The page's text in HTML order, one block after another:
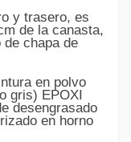
y trasero, es
de la canasta,
de chapa de
en polvo
gris) EPOXI
desengrasado
en horno